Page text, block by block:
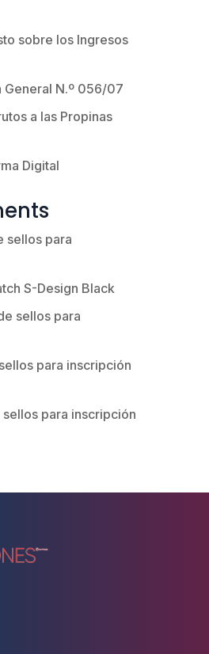
sobre los Ingresos
General N.º 056/07
a las Propinas
Digital
sellos para
S-Design Black
sellos para
para inscripción
para inscripción